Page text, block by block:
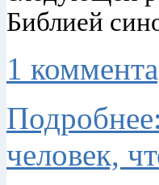
Библией
1
человек,